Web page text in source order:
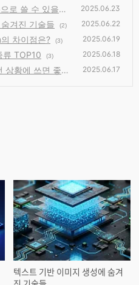
로 쓸 수 있을까? 2025.06.23
겨진 기술들 (2) 2025.06.22
차이점은? (3) 2025.06.19
류 TOP10 (3) 2025.06.18
상황에 쓰면 좋을
2025.06.17
텍스트 기반 이미지 생성에 숨겨